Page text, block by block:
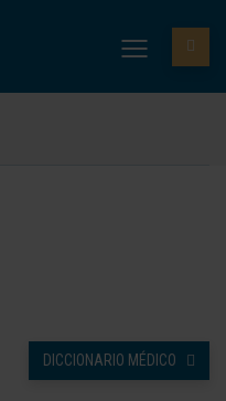
DICCIONARIO MÉDICO